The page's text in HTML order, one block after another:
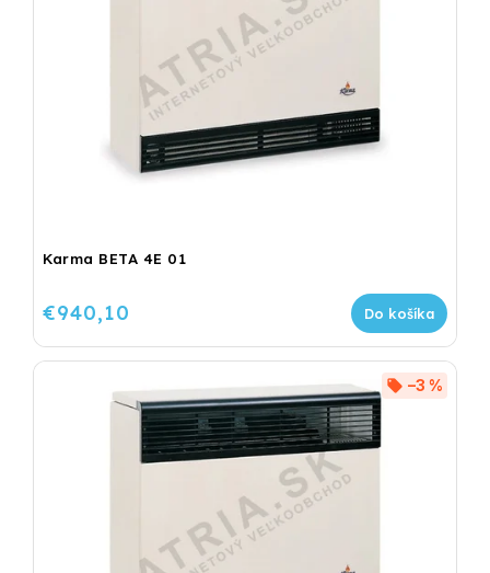
Karma BETA 4E 01
€940,10 Do košíka
–3 %